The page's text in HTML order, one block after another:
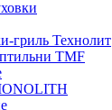
гриль Технолит
TMF